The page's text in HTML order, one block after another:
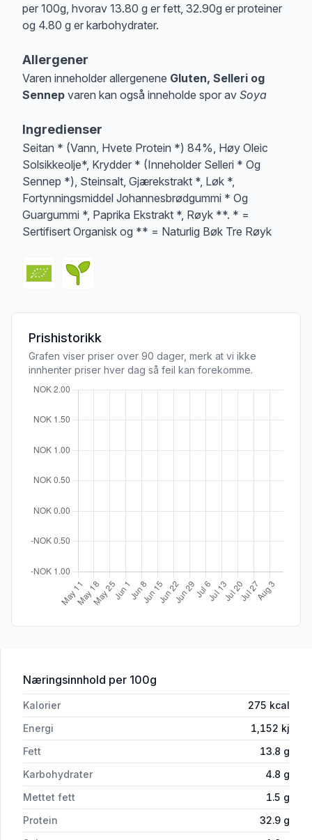
per 100g, hvorav 13.80 g er fett, 32.90g er proteiner
og 4.80 g er karbohydrater.
Allergener
Varen inneholder allergenene Gluten, Selleri og
Sennep varen kan også inneholde spor av Soya
Ingredienser
Seitan * (Vann, Hvete Protein *) 84%, Høy Oleic
Solsikkeolje*, Krydder * (Inneholder Selleri * Og
Sennep *), Steinsalt, Gjærekstrakt *, Løk *,
Fortynningsmiddel Johannesbrødgummi * Og
Guargummi *, Paprika Ekstrakt *, Røyk **. * =
Sertifisert Organisk og ** = Naturlig Bøk Tre Røyk
Prishistorikk
Grafen viser priser over 90 dager, merk at vi ikke
innhenter priser hver dag så feil kan forekomme.
Næringsinnhold for 'Veganslices Salami'
per 100g
Kalorier 275 kcal
Energi
1,152 kj
Fett
13.8 g
Karbohydrater
4.8 g
Mettet fett
1.5 g
Protein
32.9 g